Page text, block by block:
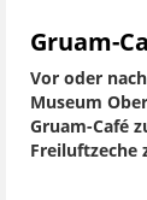
Gruam-
Vor oder
Museum
Gruam-Café
Freiluftzeche